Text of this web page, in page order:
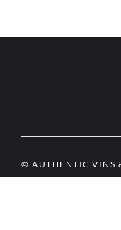
© AUTHENTIC VINS